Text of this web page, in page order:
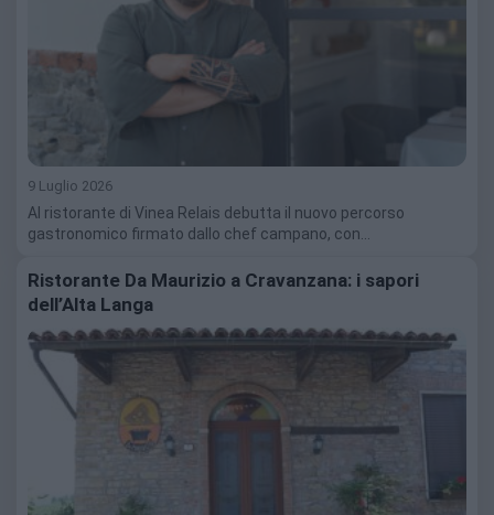
9 Luglio 2026
Al ristorante di Vinea Relais debutta il nuovo percorso
gastronomico firmato dallo chef campano, con…
Ristorante Da Maurizio a Cravanzana: i sapori
dell’Alta Langa